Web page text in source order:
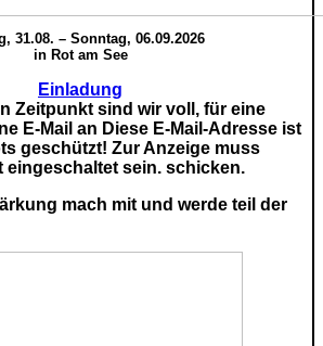
31.08. – Sonntag, 06.09.2026
in Rot am See
Einladung
Zeitpunkt sind wir voll, für eine
E-Mail an Diese E-Mail-Adresse ist
geschützt! Zur Anzeige muss
eingeschaltet sein. schicken.
mach mit und werde teil der